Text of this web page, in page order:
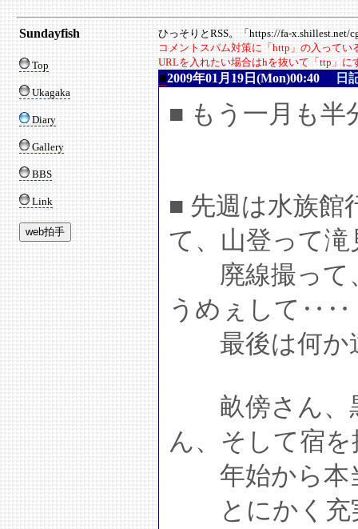
Sundayfish
Top
Ukagaka
Diary
Gallery
BBS
Link
ひっそりとRSS。「https://fa-x.shillest.net/
コメントスパム対策に「http」の入って
URLを入れたい場合はhを抜いて「ttp」に
■2009年01月19日(Mon)00:40 日
■ もう一月も
■ 先週は水族館
て、山登って滝
廃線撮って
うめぇして‥‥
最後は何か
畝傍さん、
ん、そして宿
年始から本
とにかく充